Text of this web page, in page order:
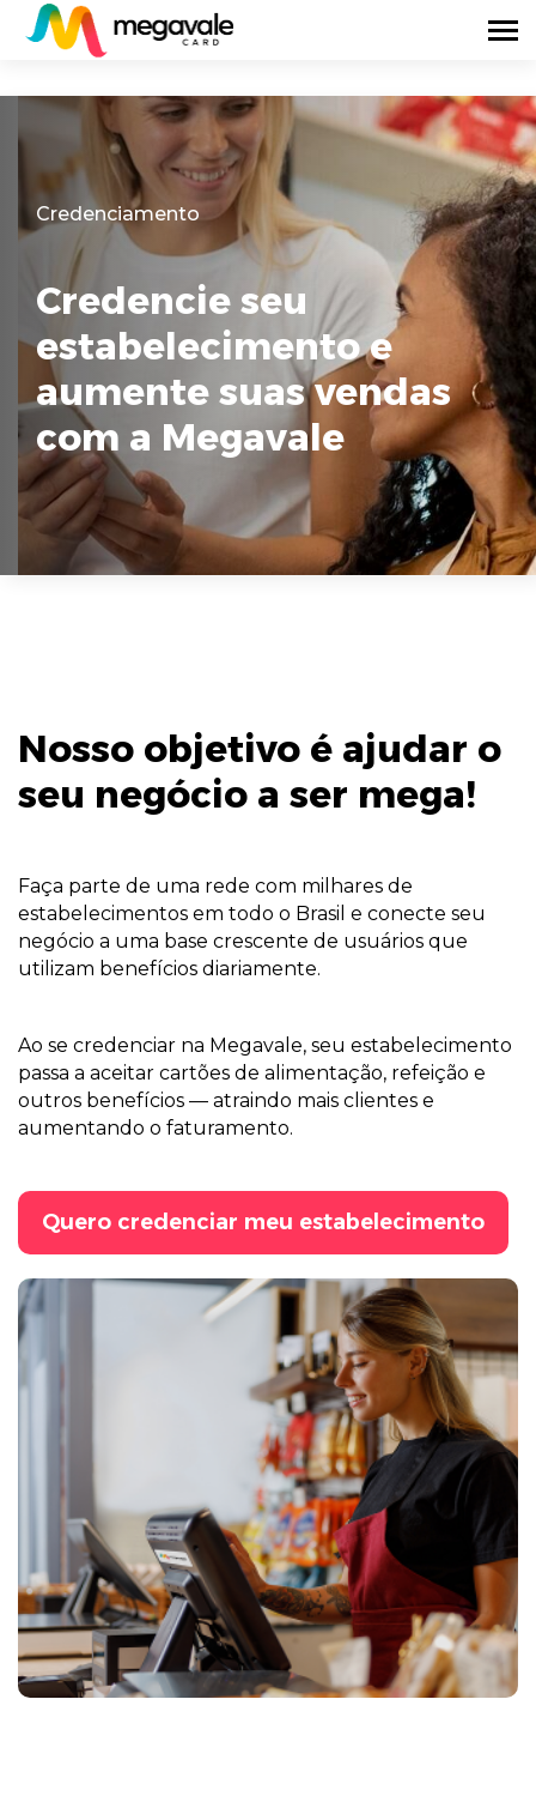
Credenciamento
Credencie seu
estabelecimento e
aumente suas vendas
com a Megavale
Nosso objetivo é ajudar o
seu negócio a ser mega!
Faça parte de uma rede com milhares de
estabelecimentos em todo o Brasil e conecte seu
negócio a uma base crescente de usuários que
utilizam benefícios diariamente.
Ao se credenciar na Megavale, seu estabelecimento
passa a aceitar cartões de alimentação, refeição e
outros benefícios — atraindo mais clientes e
aumentando o faturamento.
Quero credenciar meu estabelecimento